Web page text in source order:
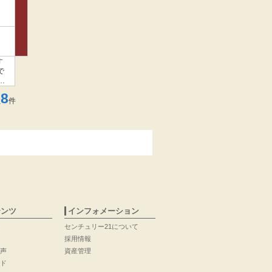
8件
ツ インフォメーション
センチュリー21について
採用情報
資産管理